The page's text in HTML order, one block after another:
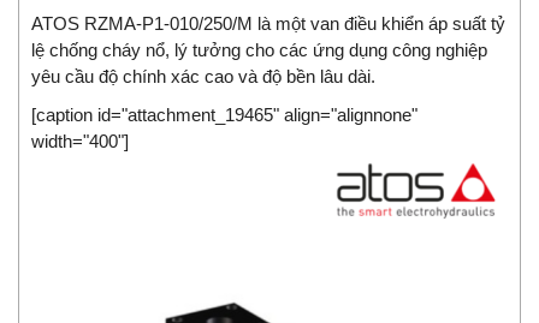
ATOS RZMA-P1-010/250/M là một van điều khiển áp suất tỷ
lệ chống cháy nổ, lý tưởng cho các ứng dụng công nghiệp
yêu cầu độ chính xác cao và độ bền lâu dài.
[caption id="attachment_19465" align="alignnone"
width="400"]